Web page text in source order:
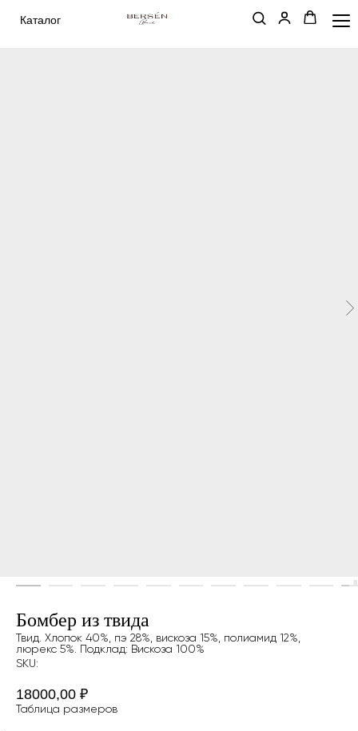
Каталог
Бомбер из твида
Твид. Хлопок 40%, пэ 28%, вискоза 15%, полиамид 12%,
люрекс 5%. Подклад: Вискоза 100%
SKU:
18000,00 ₽
Таблица размеров